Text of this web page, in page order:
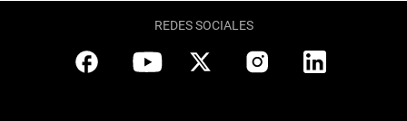
REDES SOCIALES